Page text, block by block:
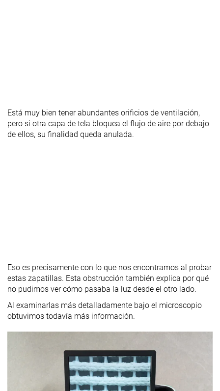
Está muy bien tener abundantes orificios de ventilación,
pero si otra capa de tela bloquea el flujo de aire por debajo
de ellos, su finalidad queda anulada.
Eso es precisamente con lo que nos encontramos al probar
estas zapatillas. Esta obstrucción también explica por qué
no pudimos ver cómo pasaba la luz desde el otro lado.
Al examinarlas más detalladamente bajo el microscopio
obtuvimos todavía más información.